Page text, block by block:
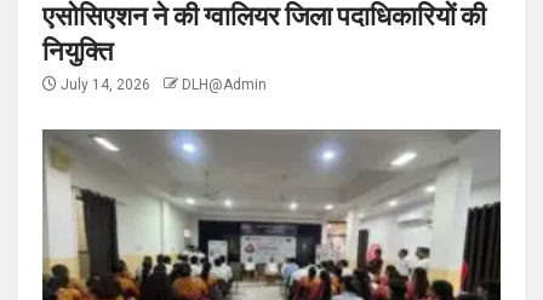
एसोसिएशन ने की ग्वालियर जिला पदाधिकारियों की
नियुक्ति
July 14, 2026 DLH@Admin